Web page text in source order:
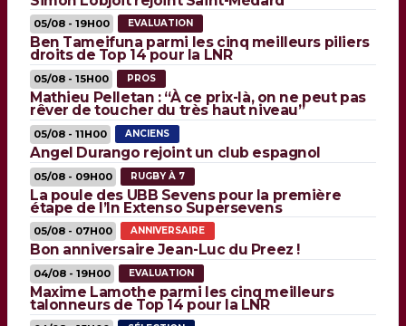
05/08 - 19H00 EVALUATION
Ben Tameifuna parmi les cinq meilleurs piliers
droits de Top 14 pour la LNR
05/08 - 15H00 PROS
Mathieu Pelletan : “À ce prix-là, on ne peut pas
rêver de toucher du très haut niveau”
05/08 - 11H00 ANCIENS
Angel Durango rejoint un club espagnol
05/08 - 09H00 RUGBY À 7
La poule des UBB Sevens pour la première
étape de l’In Extenso Supersevens
05/08 - 07H00 ANNIVERSAIRE
Bon anniversaire Jean-Luc du Preez !
04/08 - 19H00 EVALUATION
Maxime Lamothe parmi les cinq meilleurs
talonneurs de Top 14 pour la LNR